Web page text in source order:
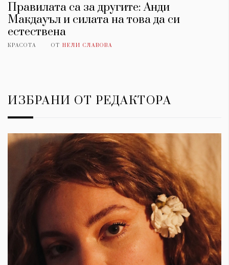
Правилата са за другите: Анди
Макдауъл и силата на това да си
естествена
КРАСОТА ОТ НЕЛИ СЛАВОВА
ИЗБРАНИ ОТ РЕДАКТОРА